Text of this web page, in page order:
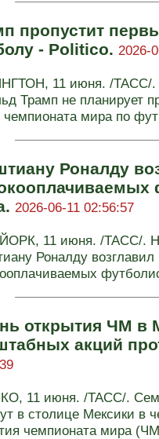
пропустит
- Politico. 2026-
11 июня. /ТАСС/.
Трамп не планирует
чемпионата мира по
Роналду
2026-06-11 02:56:57
11 июня. /ТАСС/.
Роналду
открытия ЧМ в
акций
11 июня. /ТАСС/.
в столице Мексики в
чемпионата мира